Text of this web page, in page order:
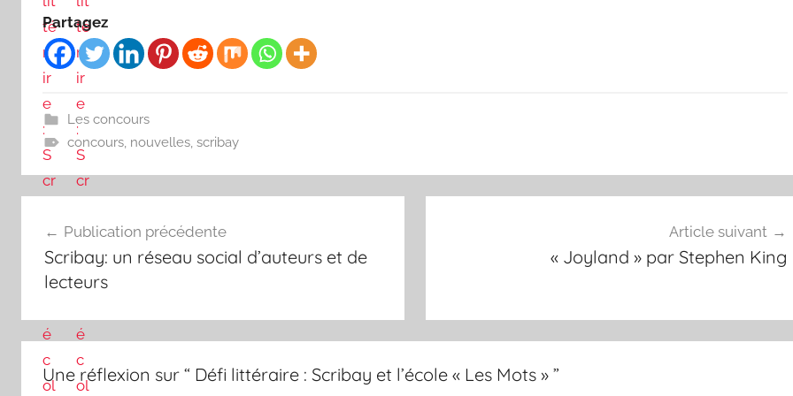
Partagez
Les concours
concours, nouvelles, scribay
de
l’article
Publication précédente
Scribay: un réseau social d’auteurs et de
lecteurs
Article suivant
« Joyland » par Stephen King
Une réflexion sur “ Défi littéraire : Scribay et l’école « Les Mots » ”